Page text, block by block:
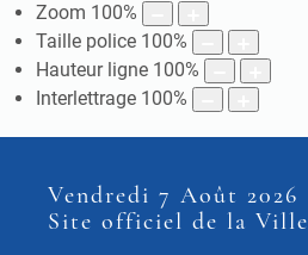
Zoom 100%
Taille police 100%
Hauteur ligne 100%
Interlettrage 100%
Vendredi 7 Août 2026
Site officiel de la Ville